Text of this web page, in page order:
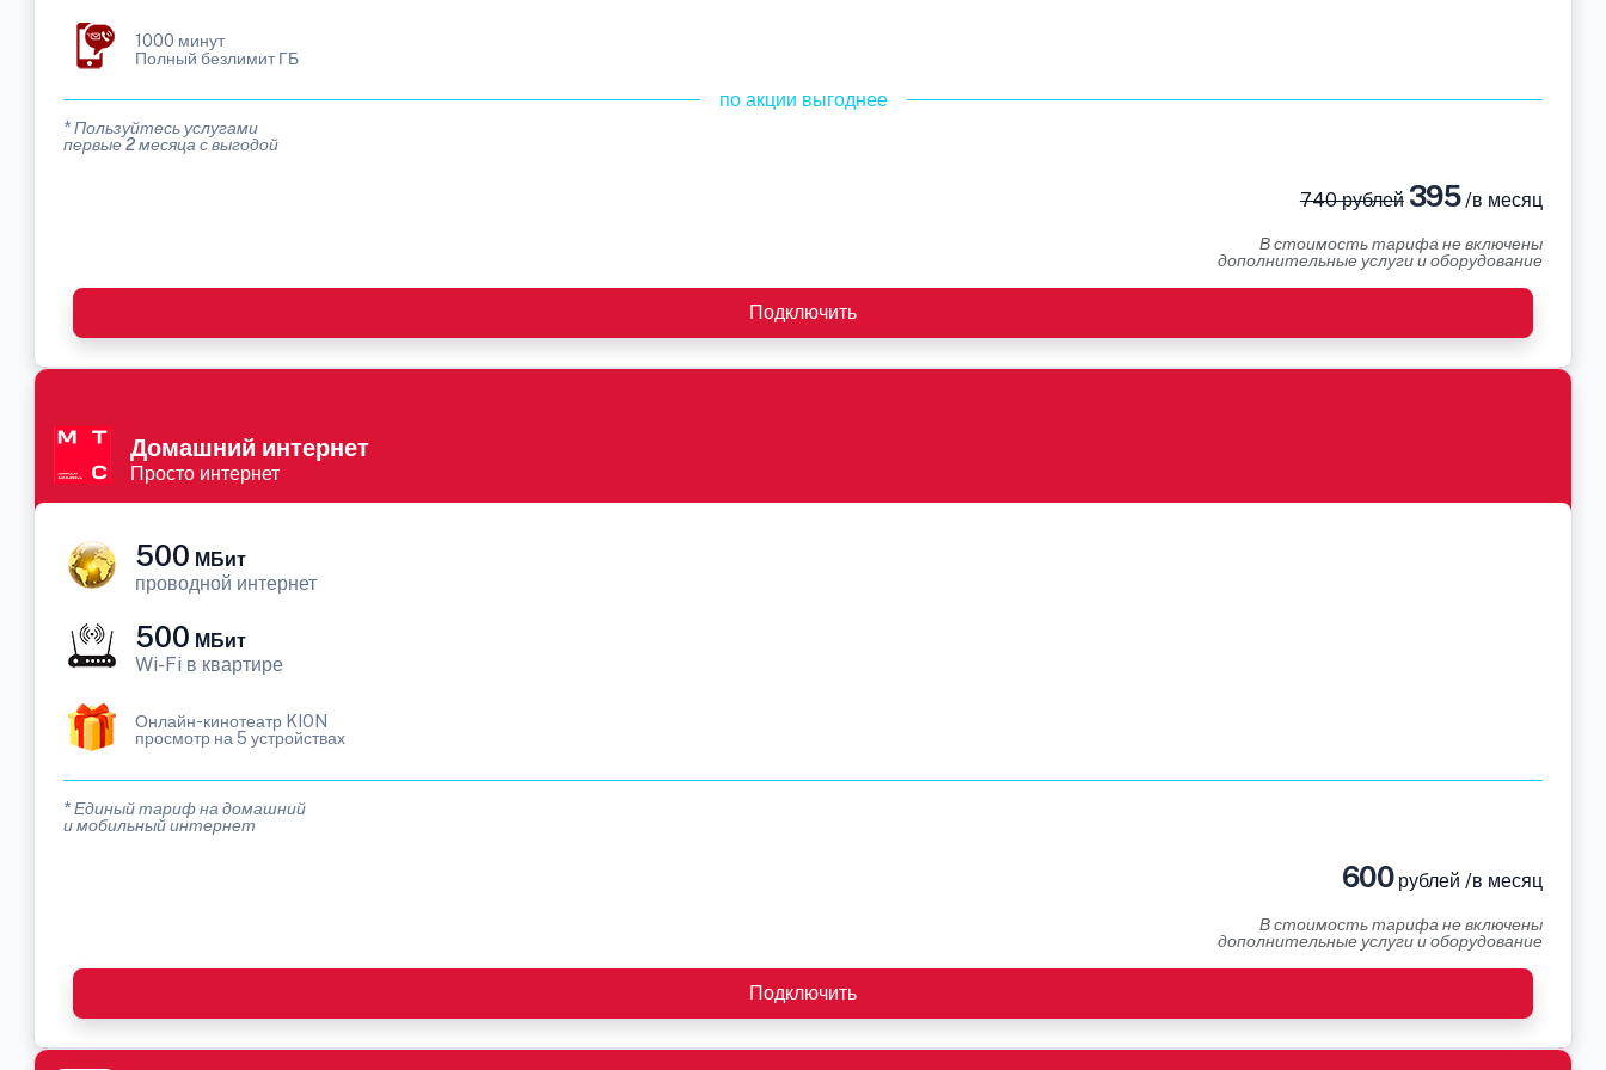
1000 минут
Полный безлимит ГБ
по акции выгоднее
* Пользуйтесь услугами
первые 2 месяца с выгодой
740 рублей395/в месяц
В стоимость тарифа не включены
дополнительные услуги и оборудование
Подключить
Домашний интернет
Просто интернет
500 МБит
проводной интернет
500 МБит
Wi-Fi в квартире
Онлайн-кинотеатр KION
просмотр на 5 устройствах
* Единый тариф на домашний
и мобильный интернет
600рублей /в месяц
В стоимость тарифа не включены
дополнительные услуги и оборудование
Подключить